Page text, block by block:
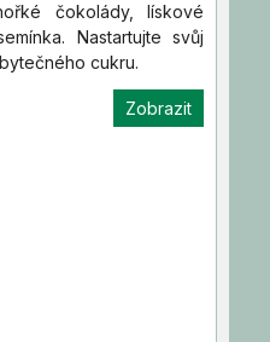
čokolády, lískové
Nastartujte svůj
cukru.
Zobrazit